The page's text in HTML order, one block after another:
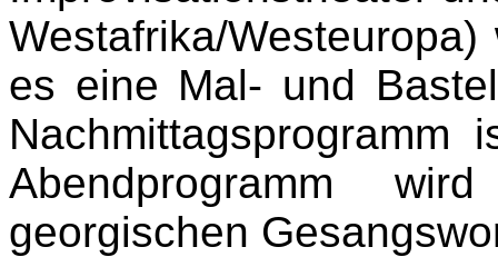
Westafrika/
es eine Mal- und
Nachmittagsprogramm
Abendprogramm
georgischen